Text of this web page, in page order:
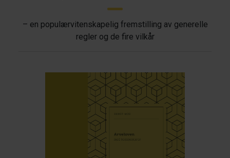
– en populærvitenskapelig fremstilling av generelle
regler og de fire vilkår